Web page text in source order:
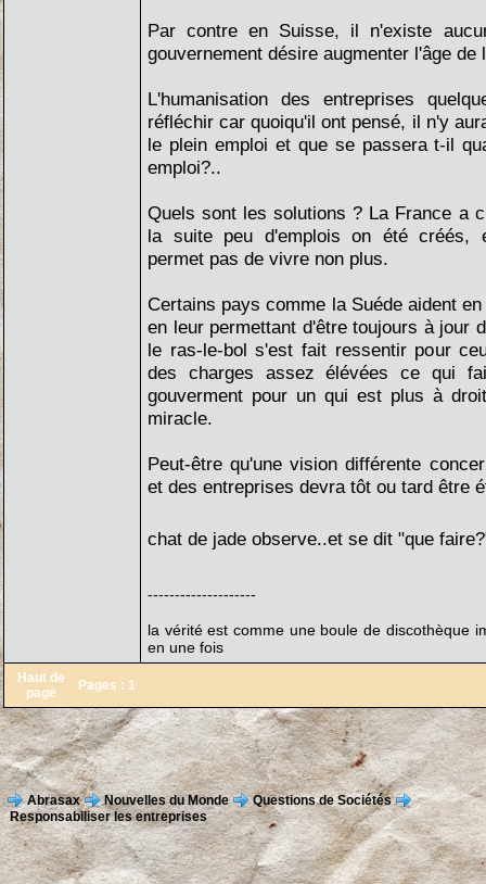
Par contre en Suisse, il n'existe
gouvernement désire augmenter l'âge de
L'humanisation des entreprises
réfléchir car quoiqu'il ont pensé, il n'y
le plein emploi et que se passera t-il
emploi?..
Quels sont les solutions ? La France a
la suite peu d'emplois on été créés,
permet pas de vivre non plus.
Certains pays comme la Suéde aident
en leur permettant d'être toujours à jour
le ras-le-bol s'est fait ressentir pour
des charges assez élévées ce qui
gouverment pour un qui est plus à
miracle.
Peut-être qu'une vision différente
et des entreprises devra tôt ou tard être
chat de jade observe..et se dit "que
--------------------
la vérité est comme une boule de discothèque
en une fois
Haut de
page
Pages : 1
Abrasax Nouvelles du Monde
Questions de Sociétés
Responsabiliser les entreprises